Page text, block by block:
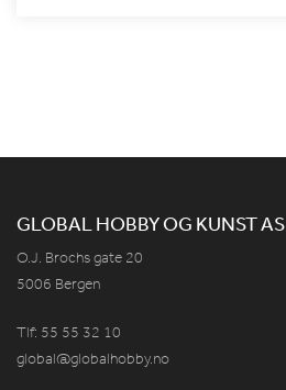
GLOBAL HOBBY OG KUNST AS
O.J. Brochs gate 20
5006 Bergen
Tlf: 55 55 32 10
global@globalhobby.no